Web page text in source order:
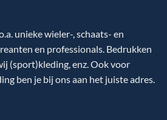
unieke wieler-, schaats- en
en professionals. Bedrukken
(sport)kleding, enz. Ook voor
ben je bij ons aan het juiste adres.